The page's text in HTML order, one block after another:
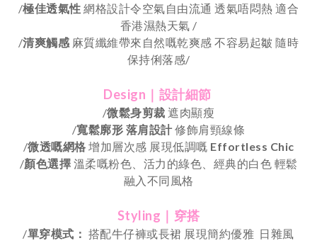
/極佳透氣性 網格設計令空氣自由流通 透氣唔悶熱 適合
香港濕熱天氣 /
/清爽觸感 麻質纖維帶來自然嘅乾爽感 不容易起皺 隨時
保持俐落感/
Design｜設計細節
/微鬆身剪裁 遮肉顯瘦
/寬鬆廓形 落肩設計修飾肩頸線條
/微透嘅網格 增加層次感 展現低調嘅 Effortless Chic
/顏色選擇 溫柔嘅粉色、活力的綠色、經典的白色 輕鬆
融入不同風格
Styling｜穿搭
/單穿模式： 搭配牛仔褲或長裙 展現簡約優雅 日雜風